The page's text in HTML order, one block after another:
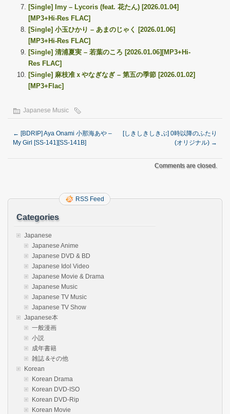
[Single] Imy – Lycoris (feat. 花たん) [2026.01.04]
[MP3+Hi-Res FLAC]
[Single] 小玉ひかり – あまのじゃく [2026.01.06]
[MP3+Hi-Res FLAC]
[Single] 清浦夏実 – 若葉のころ [2026.01.06][MP3+Hi-
Res FLAC]
[Single] 麻枝准ｘやなぎなぎ – 第五の季節 [2026.01.02]
[MP3+Flac]
Japanese Music
← [BDRIP] Aya Onami 小那海あや –
My Girl [SS-141][SS-141B]
[しきしきしきぶ] 0時以降のふたり
(オリジナル) →
Comments are closed.
RSS Feed
Categories
Japanese
Japanese Anime
Japanese DVD & BD
Japanese Idol Video
Japanese Movie & Drama
Japanese Music
Japanese TV Music
Japanese TV Show
Japanese本
一般漫画
小説
成年書籍
雑誌 &その他
Korean
Korean Drama
Korean DVD-ISO
Korean DVD-Rip
Korean Movie